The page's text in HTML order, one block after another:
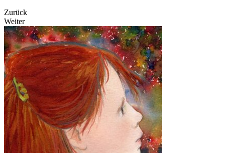
Zurück
Weiter